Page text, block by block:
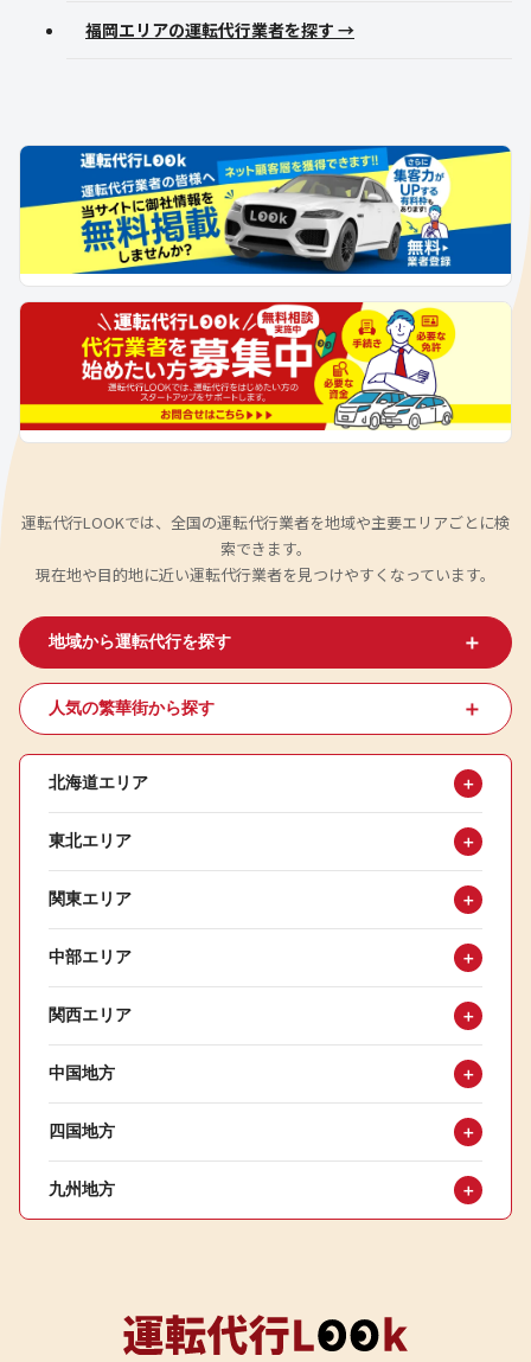
福岡エリアの運転代行業者を探す →
運転代行LOOKでは、全国の運転代行業者を地域や主要エリアごとに検
索できます。
現在地や目的地に近い運転代行業者を見つけやすくなっています。
地域から運転代行を探す ＋
人気の繁華街から探す ＋
北海道エリア ＋
東北エリア ＋
関東エリア ＋
中部エリア ＋
関西エリア ＋
中国地方 ＋
四国地方 ＋
九州地方 ＋